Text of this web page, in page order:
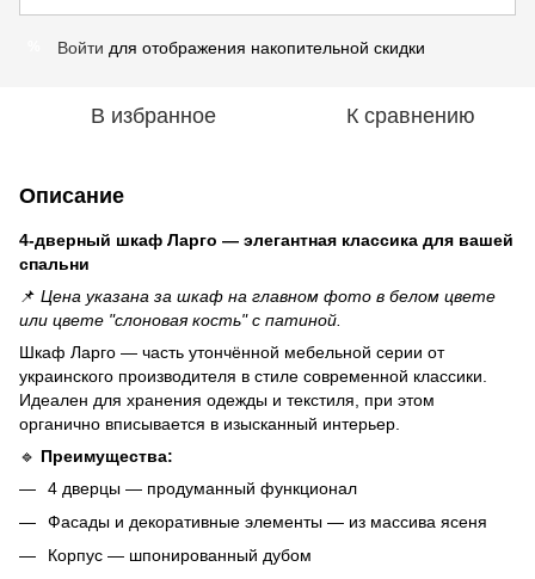
Войти для отображения накопительной скидки
В избранное К сравнению
Описание
4-дверный шкаф Ларго — элегантная классика для вашей
спальни
📌 Цена указана за шкаф на главном фото в белом цвете
или цвете "слоновая кость" с патиной.
Шкаф Ларго — часть утончённой мебельной серии от
украинского производителя в стиле современной классики.
Идеален для хранения одежды и текстиля, при этом
органично вписывается в изысканный интерьер.
🔹 Преимущества:
4 дверцы — продуманный функционал
Фасады и декоративные элементы — из массива ясеня
Корпус — шпонированный дубом